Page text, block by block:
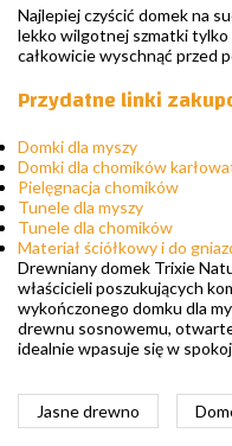
Najlepiej czyścić domek na
lekko wilgotnej szmatki
całkowicie wyschnąć przed
Przydatne linki
Domki dla myszy
Domki dla chomików
Pielęgnacja chomików
Tunele dla myszy
Tunele dla chomików
Materiał ściółkowy i do
Drewniany domek Trixie
właścicieli poszukujących
wykończonego domku dla
drewnu sosnowemu,
idealnie wpasuje się w
Jasne drewno